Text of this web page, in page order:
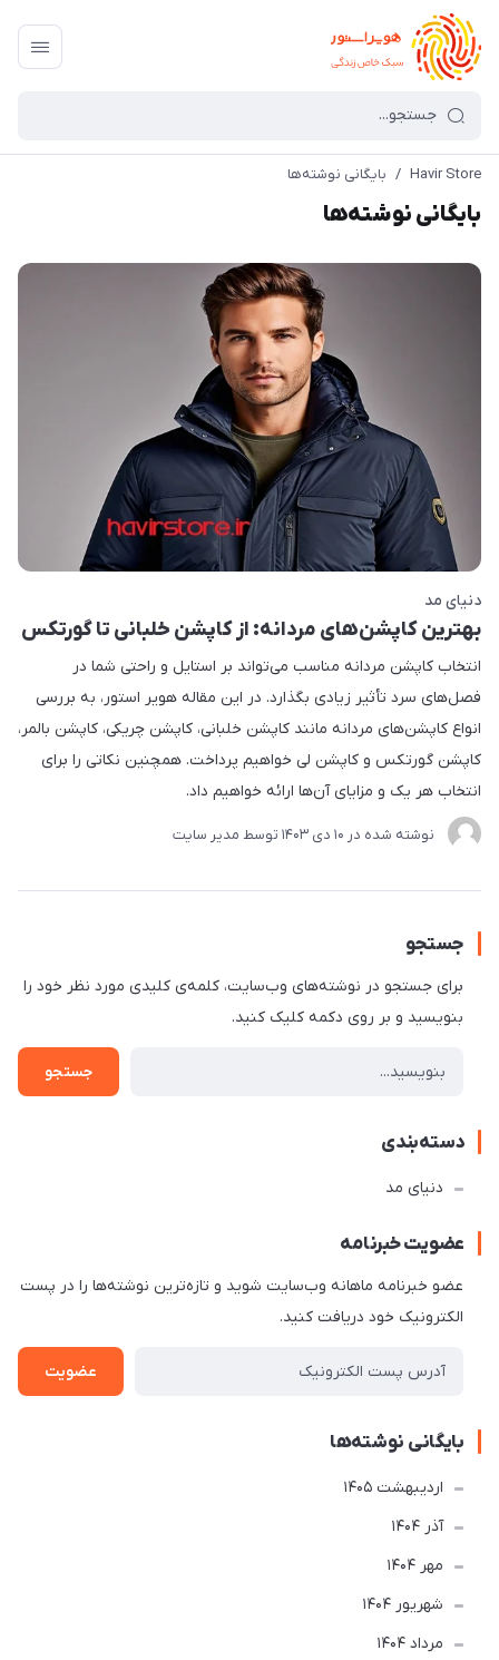
Havir Store
/ بایگانی نوشته‌ها
بایگانی نوشته‌ها
دنیای مد
بهترین کاپشن‌های مردانه: از کاپشن خلبانی تا گورتکس
انتخاب کاپشن مردانه مناسب می‌تواند بر استایل و راحتی شما در
فصل‌های سرد تأثیر زیادی بگذارد. در این مقاله هویر استور، به بررسی
انواع کاپشن‌های مردانه مانند کاپشن خلبانی، کاپشن چریکی، کاپشن بالمر،
کاپشن گورتکس و کاپشن لی خواهیم پرداخت. همچنین نکاتی را برای
انتخاب هر یک و مزایای آن‌ها ارائه خواهیم داد.
نوشته شده در 10 دی 1403 توسط مدیر سایت
جستجو
برای جستجو در نوشته‌های وب‌سایت، کلمه‌ی کلیدی مورد نظر خود را
بنویسید و بر روی دکمه کلیک کنید.
جستجو
دسته‌بندی
دنیای مد
عضویت خبرنامه
عضو خبرنامه ماهانه وب‌سایت شوید و تازه‌ترین نوشته‌ها را در پست
الکترونیک خود دریافت کنید.
عضویت
بایگانی نوشته‌ها
ارديبهشت 1405
آذر 1404
مهر 1404
شهریور 1404
مرداد 1404